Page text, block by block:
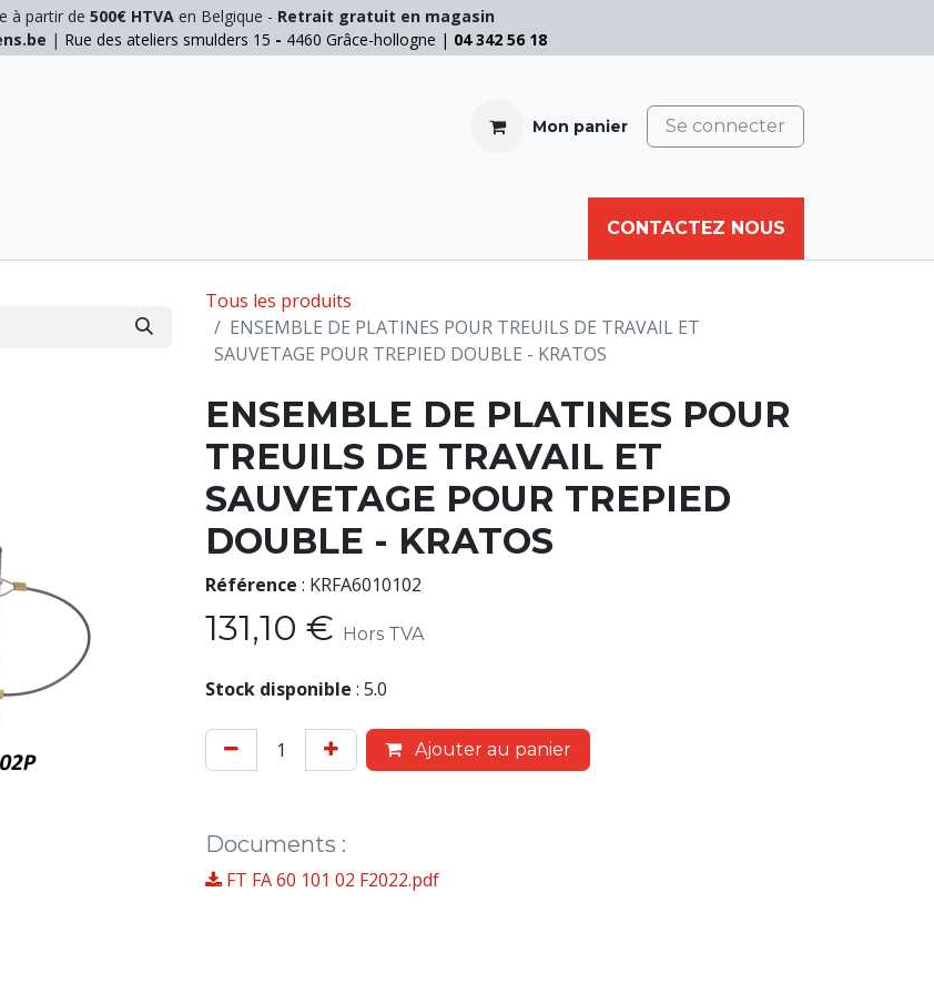
à partir de 500€ HTVAen Belgique - Retrait gratuit en magasin
| Rue des ateliers smulders 15 - 4460 Grâce-hollogne | 04 342 56 18
Mon panier Se connecter
CORDE AUTRES
CONTACTEZ NOUS
Tous les produits
ENSEMBLE DE PLATINES POUR TREUILS DE TRAVAIL ET
SAUVETAGE POUR TREPIED DOUBLE - KRATOS
ENSEMBLE DE PLATINES POUR
TREUILS DE TRAVAIL ET
SAUVETAGE POUR TREPIED
DOUBLE - KRATOS
Référence : KRFA6010102
131,10 € Hors TVA
Stock disponible : 5.0
Ajouter au panier
Documents :
FT FA 60 101 02 F2022.pdf